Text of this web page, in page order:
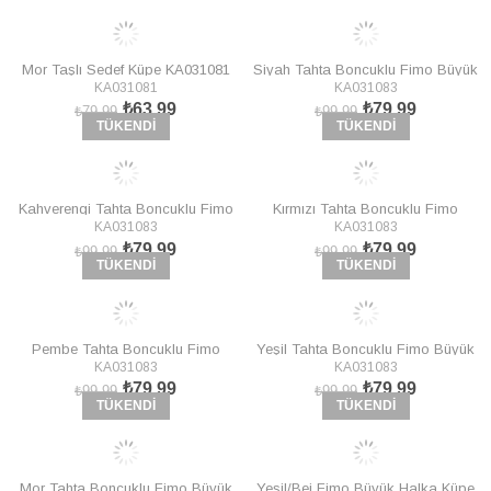
TÜKENDI
Mor Taşlı Sedef Küpe KA031081
KA031081
₺63,99
₺79,99
TÜKENDI
Siyah Tahta Boncuklu Fimo Büyük
Halka Küpe KA031083
KA031083
₺79,99
₺99,99
TÜKENDI
Kahverengi Tahta Boncuklu Fimo
Büyük Halka Küpe KA031083
KA031083
₺79,99
₺99,99
TÜKENDI
Kırmızı Tahta Boncuklu Fimo
Büyük Halka Küpe KA031083
KA031083
₺79,99
₺99,99
TÜKENDI
Pembe Tahta Boncuklu Fimo
Büyük Halka Küpe KA031083
KA031083
₺79,99
₺99,99
TÜKENDI
Yeşil Tahta Boncuklu Fimo Büyük
Halka Küpe KA031083
KA031083
₺79,99
₺99,99